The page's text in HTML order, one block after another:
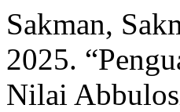
Sakman,
2025.
Nilai